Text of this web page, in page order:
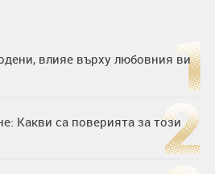
влияе върху любовния ви
Какви са поверията за този